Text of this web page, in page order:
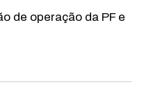
de operação da PF e